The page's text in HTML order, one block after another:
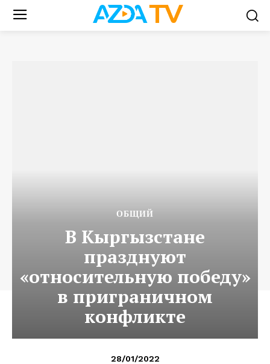
ОБЩИЙ
В Кыргызстане
празднуют
«относительную победу»
в приграничном
конфликте
28/01/2022